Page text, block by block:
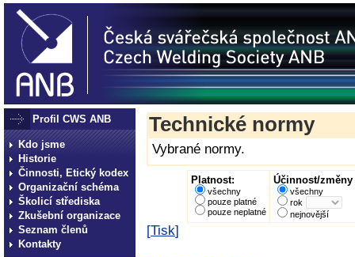
Profil CWS ANB
Kdo jsme
Historie
Činnosti, Etický kodex
Organizační schéma
Školicí střediska
Zkušební organizace
Seznam členů
Kontakty
Technické normy
Vybrané normy.
Platnost:
všechny
pouze platné
pouze neplatné
Účinnost/změny
všechny
rok
nejnovější
[Tisk]